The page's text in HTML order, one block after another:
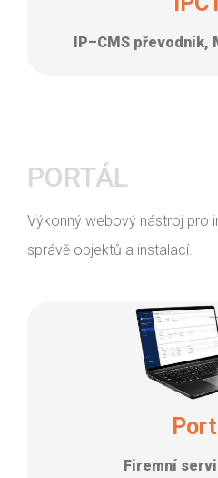
IP–CMS převodník,
PORTÁL
Výkonný webový nástroj pro
správě objektů a instalací.
Firemní